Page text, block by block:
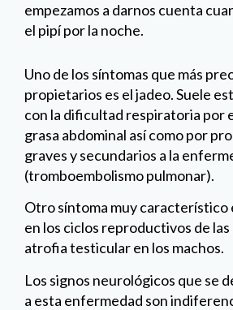
empezamos a darnos cuenta
el pipí por la noche.
Uno de los síntomas que más
propietarios es el jadeo. Suele
con la dificultad respiratoria por
grasa abdominal así como por
graves y secundarios a la
(tromboembolismo pulmonar).
Otro síntoma muy característico
en los ciclos reproductivos de las
atrofia testicular en los machos.
Los signos neurológicos que se
a esta enfermedad son